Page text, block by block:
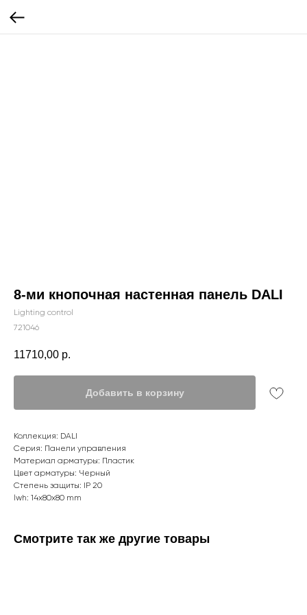
8-ми кнопочная настенная панель DALI
Lighting control
721046
11710,00 р.
Добавить в корзину
Коллекция: DALI
Серия: Панели управления
Материал арматуры: Пластик
Цвет арматуры: Черный
Степень защиты: IP 20
lwh: 14x80x80 mm
Смотрите так же другие товары